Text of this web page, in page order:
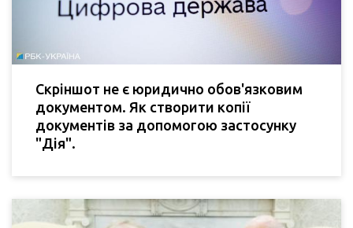
Скріншот не є юридично обов'язковим
документом. Як створити копії
документів за допомогою застосунку
"Дія".